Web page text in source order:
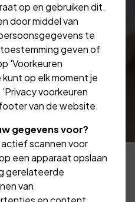
op en gebruiken dit.
door middel van
te
geven of
'Voorkeuren
op elk moment je
voorkeuren
van de website.
gegevens voor?
scannen voor
een apparaat opslaan
gerelateerde
van